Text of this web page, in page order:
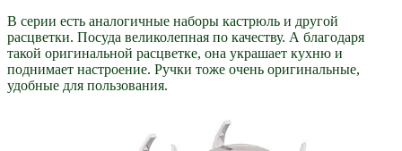
В серии есть аналогичные наборы кастрюль и другой
расцветки. Посуда великолепная по качеству. А благодаря
такой оригинальной расцветке, она украшает кухню и
поднимает настроение. Ручки тоже очень оригинальные,
удобные для пользования.